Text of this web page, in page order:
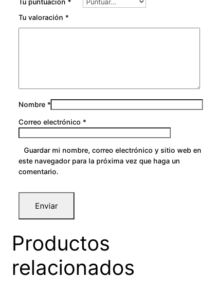
Tu puntuación *
Tu valoración *
Nombre *
Correo electrónico *
Guardar mi nombre, correo electrónico y sitio web en
este navegador para la próxima vez que haga un
comentario.
Productos
relacionados